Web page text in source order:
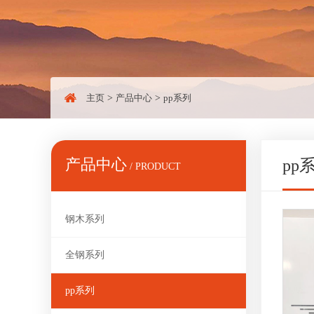
主页 > 产品中心 > pp系列
产品中心 / PRODUCT
钢木系列
全钢系列
pp系列
pp